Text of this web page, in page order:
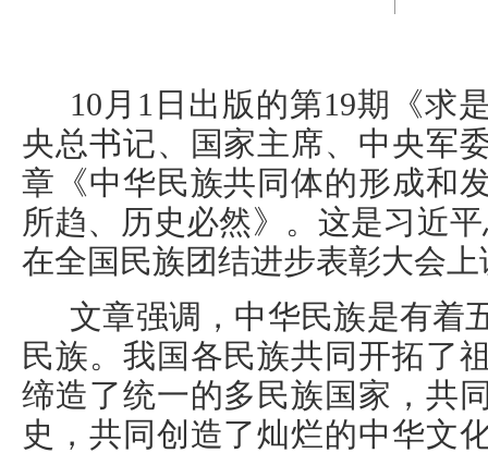
10月1日出版的第19期《求
央总书记、国家主席、中央军
章《中华民族共同体的形成和
所趋、历史必然》。这是习近
在全国民族团结进步表彰大会
文章强调，中华民族是有着
民族。我国各民族共同开拓了
缔造了统一的多民族国家，共
史，共同创造了灿烂的中华文